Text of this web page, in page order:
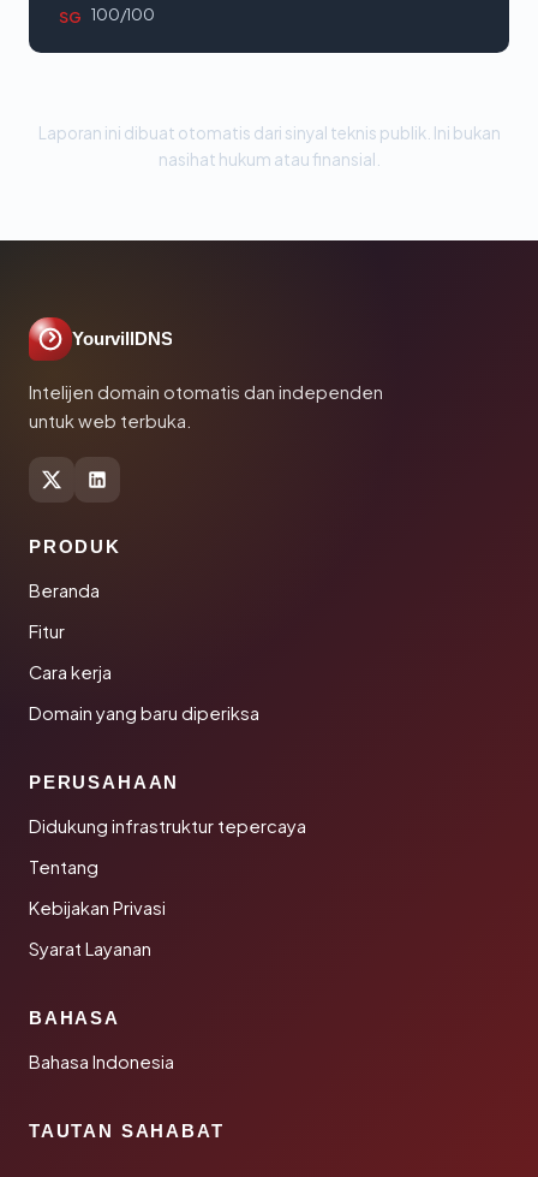
SG 100/100
Laporan ini dibuat otomatis dari sinyal teknis publik. Ini bukan
nasihat hukum atau finansial.
YourvillDNS
Intelijen domain otomatis dan independen
untuk web terbuka.
PRODUK
Beranda
Fitur
Cara kerja
Domain yang baru diperiksa
PERUSAHAAN
Didukung infrastruktur tepercaya
Tentang
Kebijakan Privasi
Syarat Layanan
BAHASA
Bahasa Indonesia
TAUTAN SAHABAT